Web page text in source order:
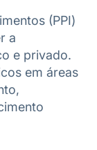
(PPI)
a
e privado.
em áreas